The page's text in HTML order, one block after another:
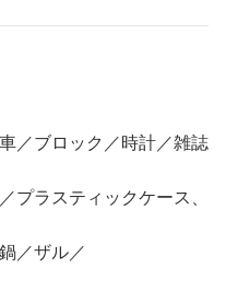
／ブロック／時計／雑誌
プラスティックケース、
／ザル／